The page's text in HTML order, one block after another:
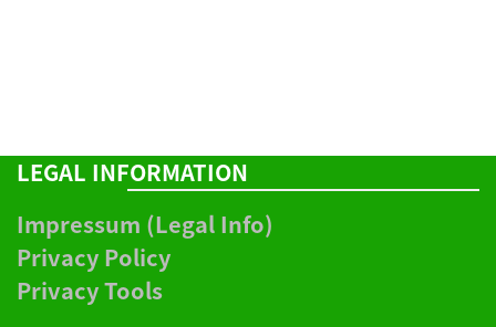
LEGAL INFORMATION
Impressum (Legal Info)
Privacy Policy
Privacy Tools